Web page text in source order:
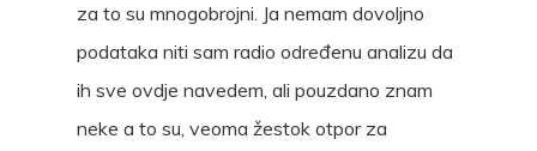
za to su mnogobrojni. Ja nemam dovoljno
podataka niti sam radio određenu analizu da
ih sve ovdje navedem, ali pouzdano znam
neke a to su, veoma žestok otpor za